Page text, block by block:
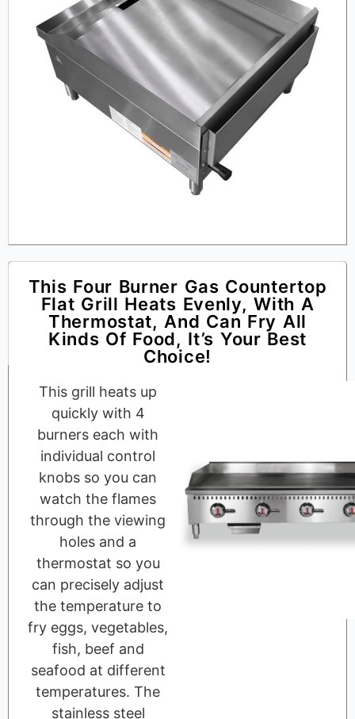
This Four Burner Gas Countertop
Flat Grill Heats Evenly, With A
Thermostat, And Can Fry All
Kinds Of Food, It’s Your Best
Choice!
This grill heats up
quickly with 4
burners each with
individual control
knobs so you can
watch the flames
through the viewing
holes and a
thermostat so you
can precisely adjust
the temperature to
fry eggs, vegetables,
fish, beef and
seafood at different
temperatures. The
stainless steel